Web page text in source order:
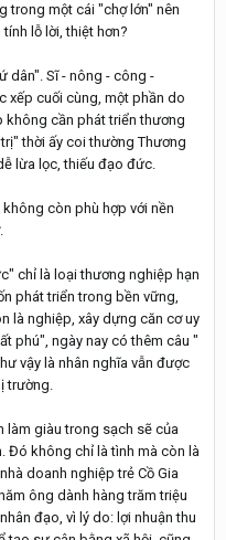
trong một cái "chợ lớn" nên
lỗ lời, thiệt hơn?
dân". Sĩ - nông - công -
xếp cuối cùng, một phần do
cần phát triển thương
thời ấy coi thường Thương
lừa lọc, thiếu đạo đức.
còn phù hợp với nền
chỉ là loại thương nghiệp hạn
phát triển trong bền vững,
là nghiệp, xây dựng căn cơ uy
phú", ngày nay có thêm câu "
vậy là nhân nghĩa vẫn được
trường.
làm giàu trong sạch sẽ của
Đó không chỉ là tình mà còn là
doanh nghiệp trẻ Cồ Gia
ông dành hàng trăm triệu
đạo, vì lý do: lợi nhuận thu